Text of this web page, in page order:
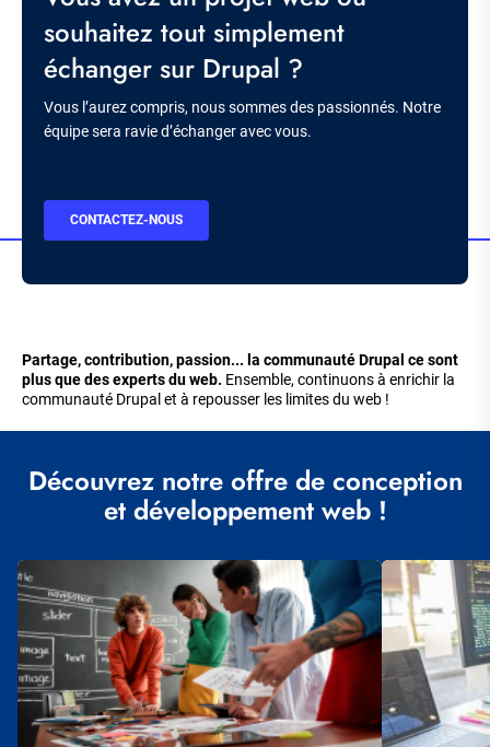
souhaitez tout simplement
échanger sur Drupal ?
Description
Vous l’aurez compris, nous sommes des passionnés. Notre
équipe sera ravie d’échanger avec vous.
BOUTON
CONTACTEZ-NOUS
Partage, contribution, passion... la communauté Drupal ce sont
plus que des experts du web. Ensemble, continuons à enrichir la
communauté Drupal et à repousser les limites du web !
Découvrez notre offre de conception
et développement web !
Illustration
vignette
Illustration
vignette